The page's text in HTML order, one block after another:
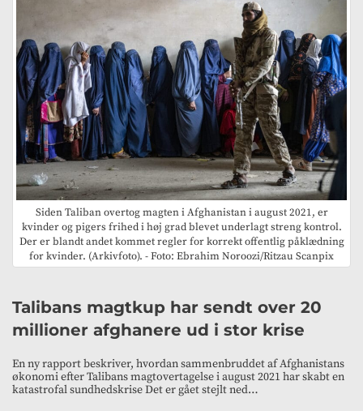
Siden Taliban overtog magten i Afghanistan i august 2021, er
kvinder og pigers frihed i høj grad blevet underlagt streng kontrol.
Der er blandt andet kommet regler for korrekt offentlig påklædning
for kvinder. (Arkivfoto). - Foto: Ebrahim Noroozi/Ritzau Scanpix
Talibans magtkup har sendt over 20
millioner afghanere ud i stor krise
En ny rapport beskriver, hvordan sammenbruddet af Afghanistans
økonomi efter Talibans magtovertagelse i august 2021 har skabt en
katastrofal sundhedskrise Det er gået stejlt ned…